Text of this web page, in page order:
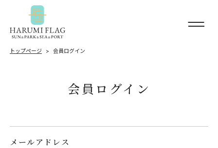
トップページ 会員ログイン
会員ログイン
メールアドレス